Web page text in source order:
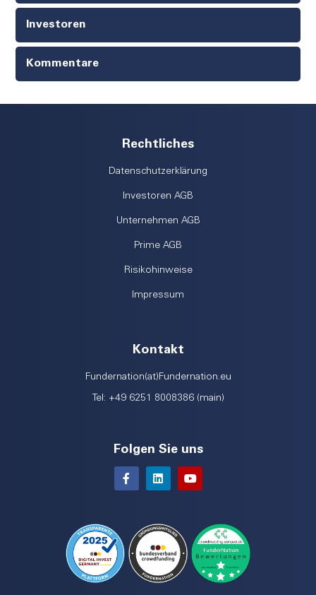
Investoren
Kommentare
Rechtliches
Datenschutzerklärung
Investoren AGB
Unternehmen AGB
Prime AGB
Risikohinweise
Impressum
Kontakt
Fundernation(at)Fundernation.eu
Tel: +49 6251 8008386 (main)
Folgen Sie uns